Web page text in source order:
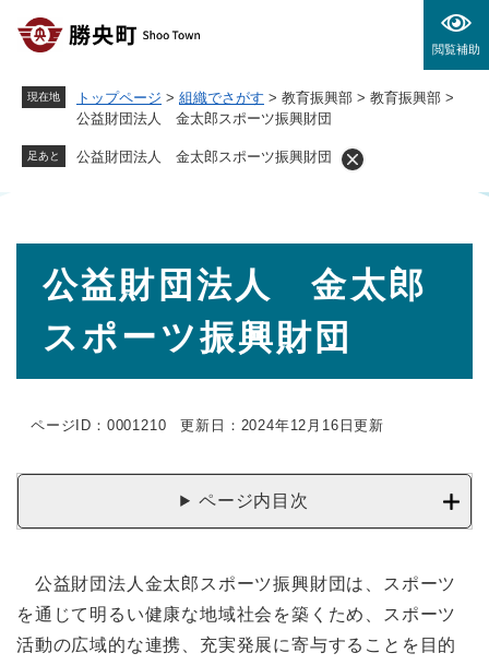
閲覧補助
現在地 トップページ > 組織でさがす > 教育振興部 > 教育振興部 >
公益財団法人 金太郎スポーツ振興財団
足あと 公益財団法人 金太郎スポーツ振興財団
公益財団法人 金太郎
スポーツ振興財団
ページID：0001210 更新日：2024年12月16日更新
ページ内目次
公益財団法人金太郎スポーツ振興財団は、スポーツ
を通じて明るい健康な地域社会を築くため、スポーツ
活動の広域的な連携、充実発展に寄与することを目的